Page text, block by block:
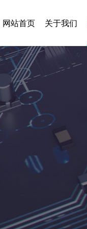
网站首页 关于我们